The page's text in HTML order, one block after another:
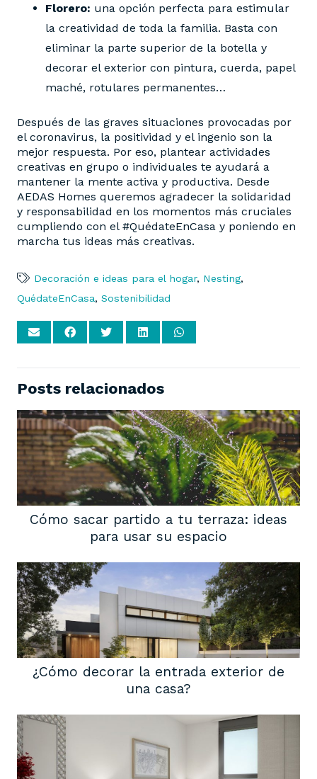
Florero: una opción perfecta para estimular
la creatividad de toda la familia. Basta con
eliminar la parte superior de la botella y
decorar el exterior con pintura, cuerda, papel
maché, rotulares permanentes…
Después de las graves situaciones provocadas por
el coronavirus, la positividad y el ingenio son la
mejor respuesta. Por eso, plantear actividades
creativas en grupo o individuales te ayudará a
mantener la mente activa y productiva. Desde
AEDAS Homes queremos agradecer la solidaridad
y responsabilidad en los momentos más cruciales
cumpliendo con el #QuédateEnCasa y poniendo en
marcha tus ideas más creativas.
Decoración e ideas para el hogar, Nesting,
QuédateEnCasa, Sostenibilidad
Posts relacionados
Cómo sacar partido a tu terraza: ideas
para usar su espacio
¿Cómo decorar la entrada exterior de
una casa?